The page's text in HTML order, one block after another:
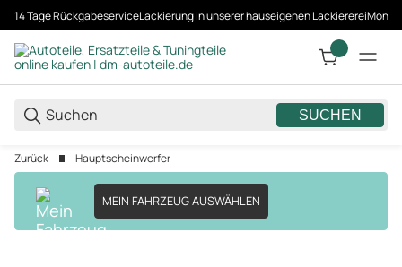
14 Tage RückgabeserviceLackierung in unserer hauseigenen Lackiererei
SUCHEN
Zurück Hauptscheinwerfer
MEIN FAHRZEUG AUSWÄHLEN